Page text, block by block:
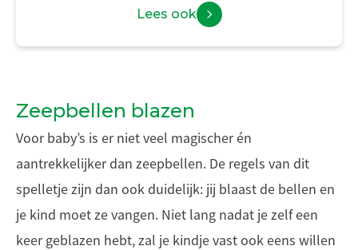
Lees ook
Zeepbellen blazen
Voor baby’s is er niet veel magischer én
aantrekkelijker dan zeepbellen. De regels van dit
spelletje zijn dan ook duidelijk: jij blaast de bellen en
je kind moet ze vangen. Niet lang nadat je zelf een
keer geblazen hebt, zal je kindje vast ook eens willen